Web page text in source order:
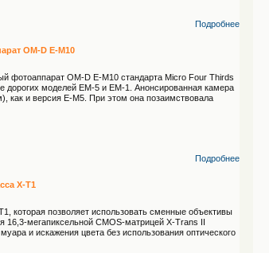
Подробнее
OM-D E-M10
фотоаппарат OM-D E-M10 стандарта Micro Four Thirds
дорогих моделей EM-5 и EM-1. Анонсированная камера
и версия E-M5. При этом она позаимствовала
Подробнее
X-T1
которая позволяет использовать сменные объективы
16,3-мегапиксельной CMOS-матрицей X-Trans II
и искажения цвета без использования оптического